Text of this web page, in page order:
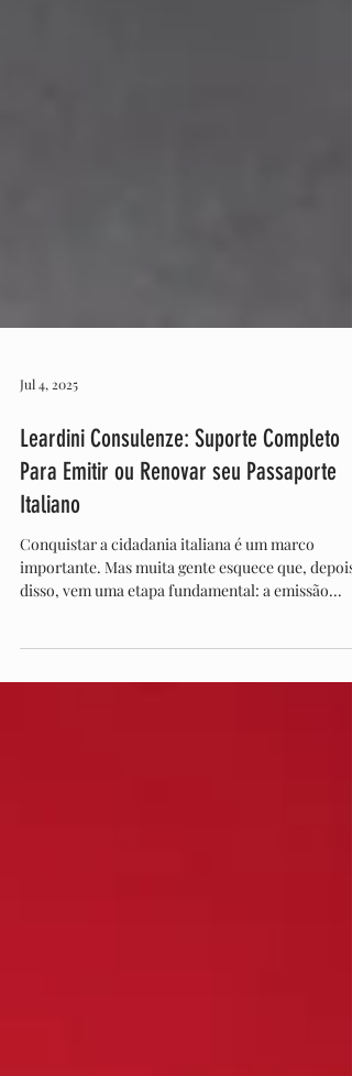
Jul 4, 2025
Leardini Consulenze: Suporte Completo
Para Emitir ou Renovar seu Passaporte
Italiano
importante. Mas muita gente esquece que, depois